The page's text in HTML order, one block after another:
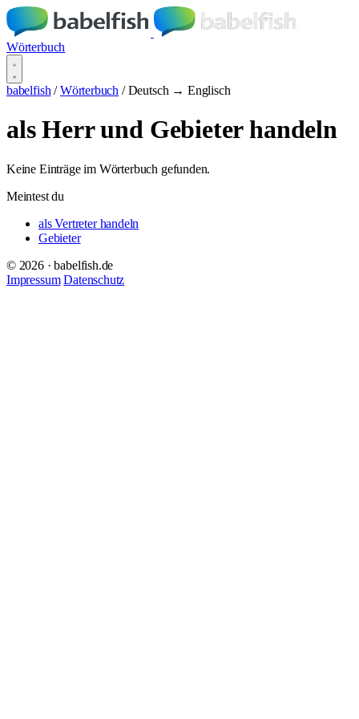
Wörterbuch
babelfish / Wörterbuch / Deutsch → Englisch
als Herr und Gebieter handeln
Keine Einträge im Wörterbuch gefunden.
Meintest du
als Vertreter handeln
Gebieter
© 2026 · babelfish.de
Impressum Datenschutz